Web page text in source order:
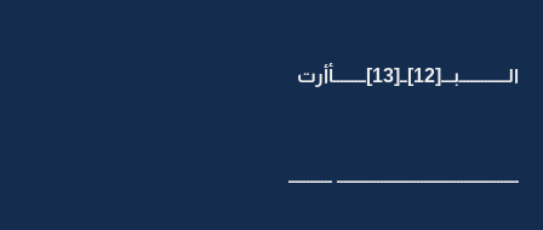
الـــــــــــــبـــ[12]ــ[13]ـــــــــأأرت
ــــــــــــــــــــــــــــــــــــــــــــــــــ ــــــــــــ